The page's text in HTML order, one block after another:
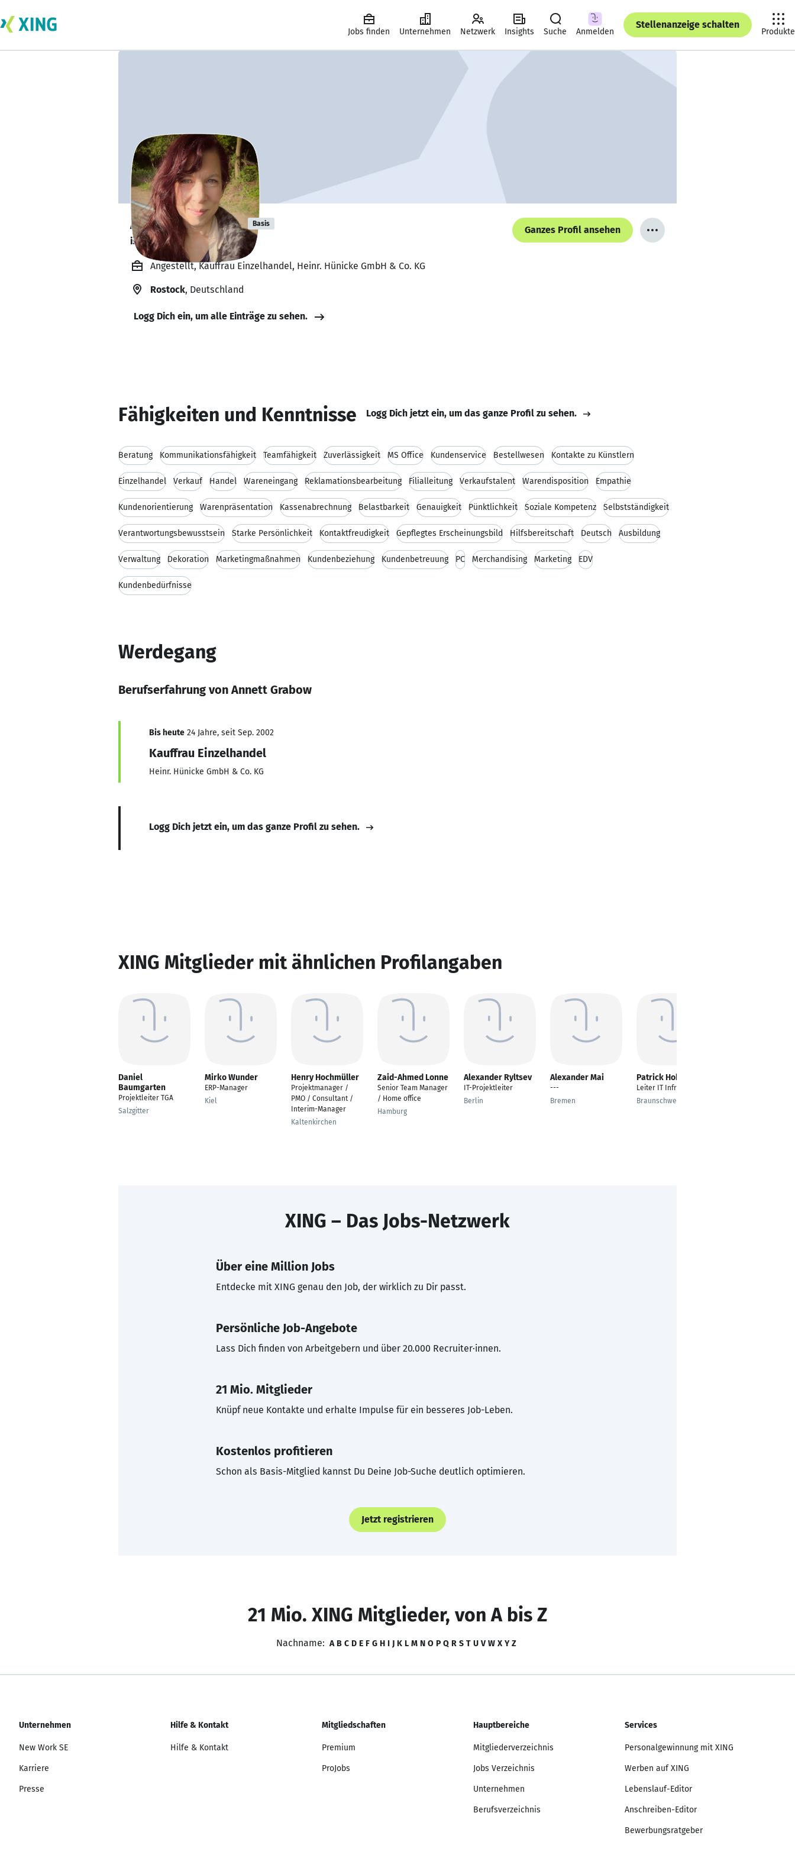
Jobs finden Unternehmen Netzwerk Insights Suche Anmelden
Stellenanzeige schalten
Produkte
Annett Grabow Basis
ist offen für Projekte. 🔎
Ganzes Profil ansehen
Angestellt, Kauffrau Einzelhandel, Heinr. Hünicke GmbH & Co. KG
Rostock, Deutschland
Logg Dich ein, um alle Einträge zu sehen.
Fähigkeiten und Kenntnisse Logg Dich jetzt ein, um das ganze Profil zu sehen.
Beratung Kommunikationsfähigkeit Teamfähigkeit Zuverlässigkeit MS Office Kundenservice Bestellwesen Kontakte zu Künstlern
Einzelhandel Verkauf Handel Wareneingang Reklamationsbearbeitung Filialleitung Verkaufstalent Warendisposition Empathie
Kundenorientierung Warenpräsentation Kassenabrechnung Belastbarkeit Genauigkeit Pünktlichkeit Soziale Kompetenz Selbstständigkeit
Verantwortungsbewusstsein Starke Persönlichkeit Kontaktfreudigkeit Gepflegtes Erscheinungsbild Hilfsbereitschaft Deutsch Ausbildung
Verwaltung Dekoration Marketingmaßnahmen Kundenbeziehung Kundenbetreuung PC Merchandising Marketing EDV
Kundenbedürfnisse
Werdegang
Berufserfahrung von Annett Grabow
Bis heute 24 Jahre, seit Sep. 2002
Kauffrau Einzelhandel
Heinr. Hünicke GmbH & Co. KG
Logg Dich jetzt ein, um das ganze Profil zu sehen.
XING Mitglieder mit ähnlichen Profilangaben
Daniel
Baumgarten
Projektleiter TGA
Salzgitter
Mirko Wunder
ERP-Manager
Kiel
Henry Hochmüller
Projektmanager /
PMO / Consultant /
Interim-Manager
Kaltenkirchen
Zaid-Ahmed Lonne
Senior Team Manager
/ Home office
Hamburg
Alexander Ryltsev
IT-Projektleiter
Berlin
Alexander Mai
---
Bremen
Patrick Hobauer
Leiter IT Infrastruktur
Braunschweig
XING – Das Jobs-Netzwerk
Über eine Million Jobs
Entdecke mit XING genau den Job, der wirklich zu Dir passt.
Persönliche Job-Angebote
Lass Dich finden von Arbeitgebern und über 20.000 Recruiter·innen.
21 Mio. Mitglieder
Knüpf neue Kontakte und erhalte Impulse für ein besseres Job-Leben.
Kostenlos profitieren
Schon als Basis-Mitglied kannst Du Deine Job-Suche deutlich optimieren.
Jetzt registrieren
21 Mio. XING Mitglieder, von A bis Z
Nachname: A B C D E F G H I J K L M N O P Q R S T U V W X Y Z
Unternehmen
New Work SE
Karriere
Presse
Hilfe & Kontakt
Hilfe & Kontakt
Mitgliedschaften
Premium
ProJobs
Hauptbereiche
Mitgliederverzeichnis
Jobs Verzeichnis
Unternehmen
Berufsverzeichnis
Services
Personalgewinnung mit XING
Werben auf XING
Lebenslauf-Editor
Anschreiben-Editor
Bewerbungsratgeber